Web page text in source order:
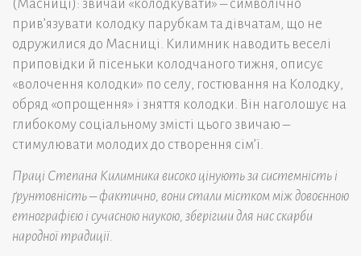
(Масниці): звичай «колодкувати» – символічно
прив’язувати колодку парубкам та дівчатам, що не
одружилися до Масниці. Килимник наводить веселі
приповідки й пісеньки колодчаного тижня, описує
«волочення колодки» по селу, гостювання на Колодку,
обряд «опрощення» і зняття колодки. Він наголошує на
глибокому соціальному змісті цього звичаю –
стимулювати молодих до створення сім’ї.
Праці Степана Килимника високо цінують за системність і
ґрунтовність – фактично, вони стали містком між довоєнною
етнографією і сучасною наукою, зберігши для нас скарби
народної традиції.